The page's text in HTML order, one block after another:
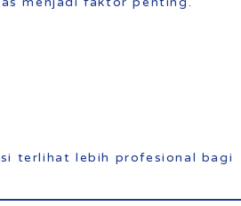
terlihat lebih profesional bagi